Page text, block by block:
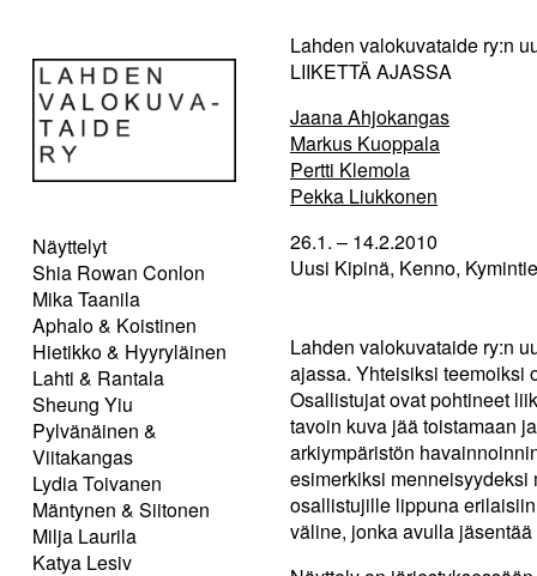
Näyttelyt
Shia Rowan Conlon
Mika Taanila
Aphalo & Koistinen
Hietikko & Hyyryläinen
Lahti & Rantala
Sheung Yiu
Pylvänäinen &
Viitakangas
Lydia Toivanen
Mäntynen & Siitonen
Milja Laurila
Katya Lesiv
Lahden valokuvataide ry:n
LIIKETTÄ AJASSA
Jaana Ahjokangas
Markus Kuoppala
Pertti Klemola
Pekka Liukkonen
26.1. – 14.2.2010
Uusi Kipinä, Kenno,
Lahden valokuvataide ry:n
ajassa. Yhteisiksi teemoiksi
Osallistujat ovat pohtineet
tavoin kuva jää toistamaan
arkiympäristön
esimerkiksi
osallistujille lippuna
väline, jonka avulla